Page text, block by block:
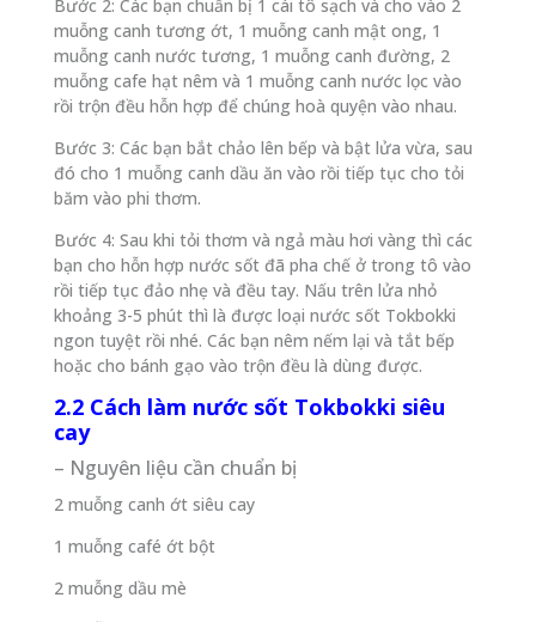
Bước 2: Các bạn chuẩn bị 1 cái tô sạch và cho vào 2
muỗng canh tương ớt, 1 muỗng canh mật ong, 1
muỗng canh nước tương, 1 muỗng canh đường, 2
muỗng cafe hạt nêm và 1 muỗng canh nước lọc vào
rồi trộn đều hỗn hợp để chúng hoà quyện vào nhau.
Bước 3: Các bạn bắt chảo lên bếp và bật lửa vừa, sau
đó cho 1 muỗng canh dầu ăn vào rồi tiếp tục cho tỏi
băm vào phi thơm.
Bước 4: Sau khi tỏi thơm và ngả màu hơi vàng thì các
bạn cho hỗn hợp nước sốt đã pha chế ở trong tô vào
rồi tiếp tục đảo nhẹ và đều tay. Nấu trên lửa nhỏ
khoảng 3-5 phút thì là được loại nước sốt Tokbokki
ngon tuyệt rồi nhé. Các bạn nêm nếm lại và tắt bếp
hoặc cho bánh gạo vào trộn đều là dùng được.
2.2 Cách làm nước sốt Tokbokki siêu
cay
– Nguyên liệu cần chuẩn bị
2 muỗng canh ớt siêu cay
1 muỗng café ớt bột
2 muỗng dầu mè